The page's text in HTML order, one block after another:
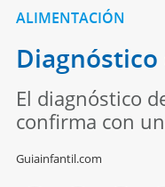
ALIMENTACIÓN
El diagnóstico
confirma con
Guiainfantil.com